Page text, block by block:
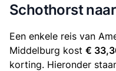
Schothorst
Een enkele reis van
Middelburg kost €
korting. Hieronder